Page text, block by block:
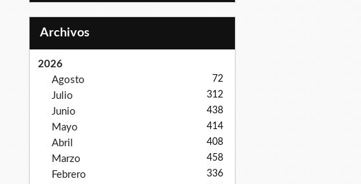
Archivos
2026
Agosto
72
Julio 312
Junio 438
Mayo 414
Abril 408
Marzo 458
Febrero 336